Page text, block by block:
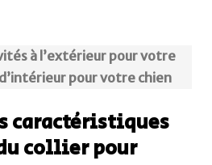
à l’extérieur pour votre
pour votre chien
caractéristiques
collier pour